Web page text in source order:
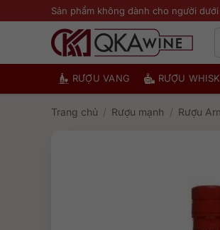
qua
Sản phẩm không dành cho người
RƯỢU VANG RƯỢU
Trang chủ / Rượu mạnh / Rượu